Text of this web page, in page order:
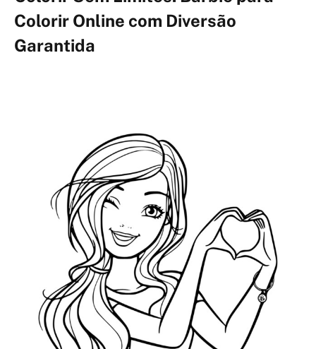
Colorir Online com Diversão
Garantida